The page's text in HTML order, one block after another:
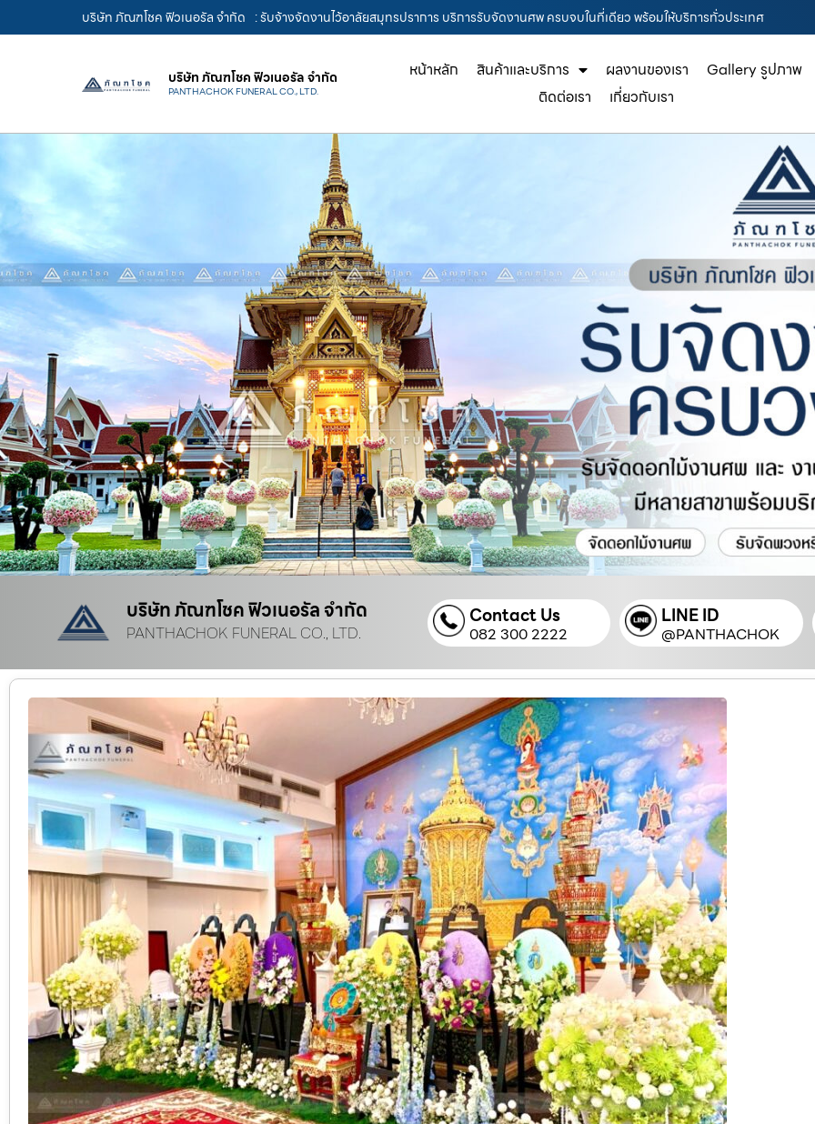
บริษัท ภัณฑโชค ฟิวเนอรัล จำกัด : รับจ้างจัดงานไว้อาลัยสมุทรปราการ บริการรับจัดงานศพ ครบจบในที่เดียว พร้อมให้บริการทั่วประเทศ
บริษัท ภัณฑโชค ฟิวเนอรัล จำกัด
PANTHACHOK FUNERAL CO., LTD.
หน้าหลัก สินค้าและบริการ ผลงานของเรา
Gallery รูปภาพ
ติดต่อเรา
เกี่ยวกับเรา
บริษัท ภัณฑโชค ฟิวเนอรัล จำกัด
PANTHACHOK FUNERAL CO., LTD.
Contact Us
082 300 2222
LINE ID
@PANTHACHOK